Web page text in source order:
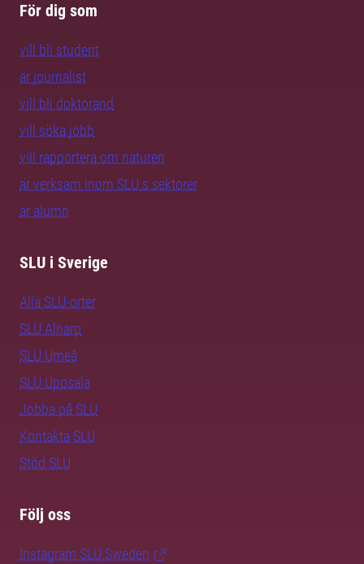
För dig som
vill bli student
är journalist
vill bli doktorand
vill söka jobb
vill rapportera om naturen
är verksam inom SLU:s sektorer
är alumn
SLU i Sverige
Alla SLU-orter
SLU Alnarp
SLU Umeå
SLU Uppsala
Jobba på SLU
Kontakta SLU
Stöd SLU
Följ oss
Instagram SLU.Sweden